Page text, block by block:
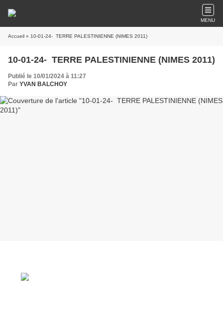
MENU
Accueil » 10-01-24- TERRE PALESTINIENNE (NIMES 2011)
10-01-24- TERRE PALESTINIENNE (NIMES 2011)
Publié le 10/01/2024 à 11:27
Par YVAN BALCHOY